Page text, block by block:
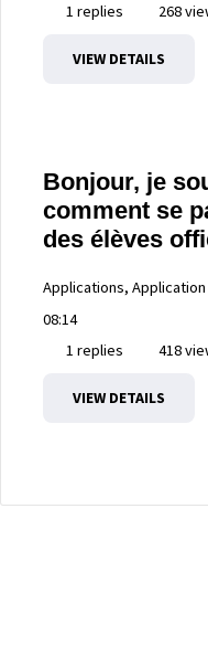
1 replies
268
VIEW DETAILS
Bonjour, je
comment se
des élèves
Applications,
08:14
1 replies
418
VIEW DETAILS